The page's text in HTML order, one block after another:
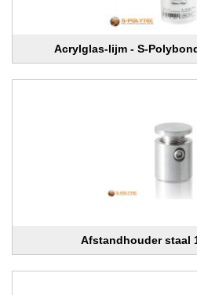
Acrylglas-lijm - S-
Afstandhouder staal